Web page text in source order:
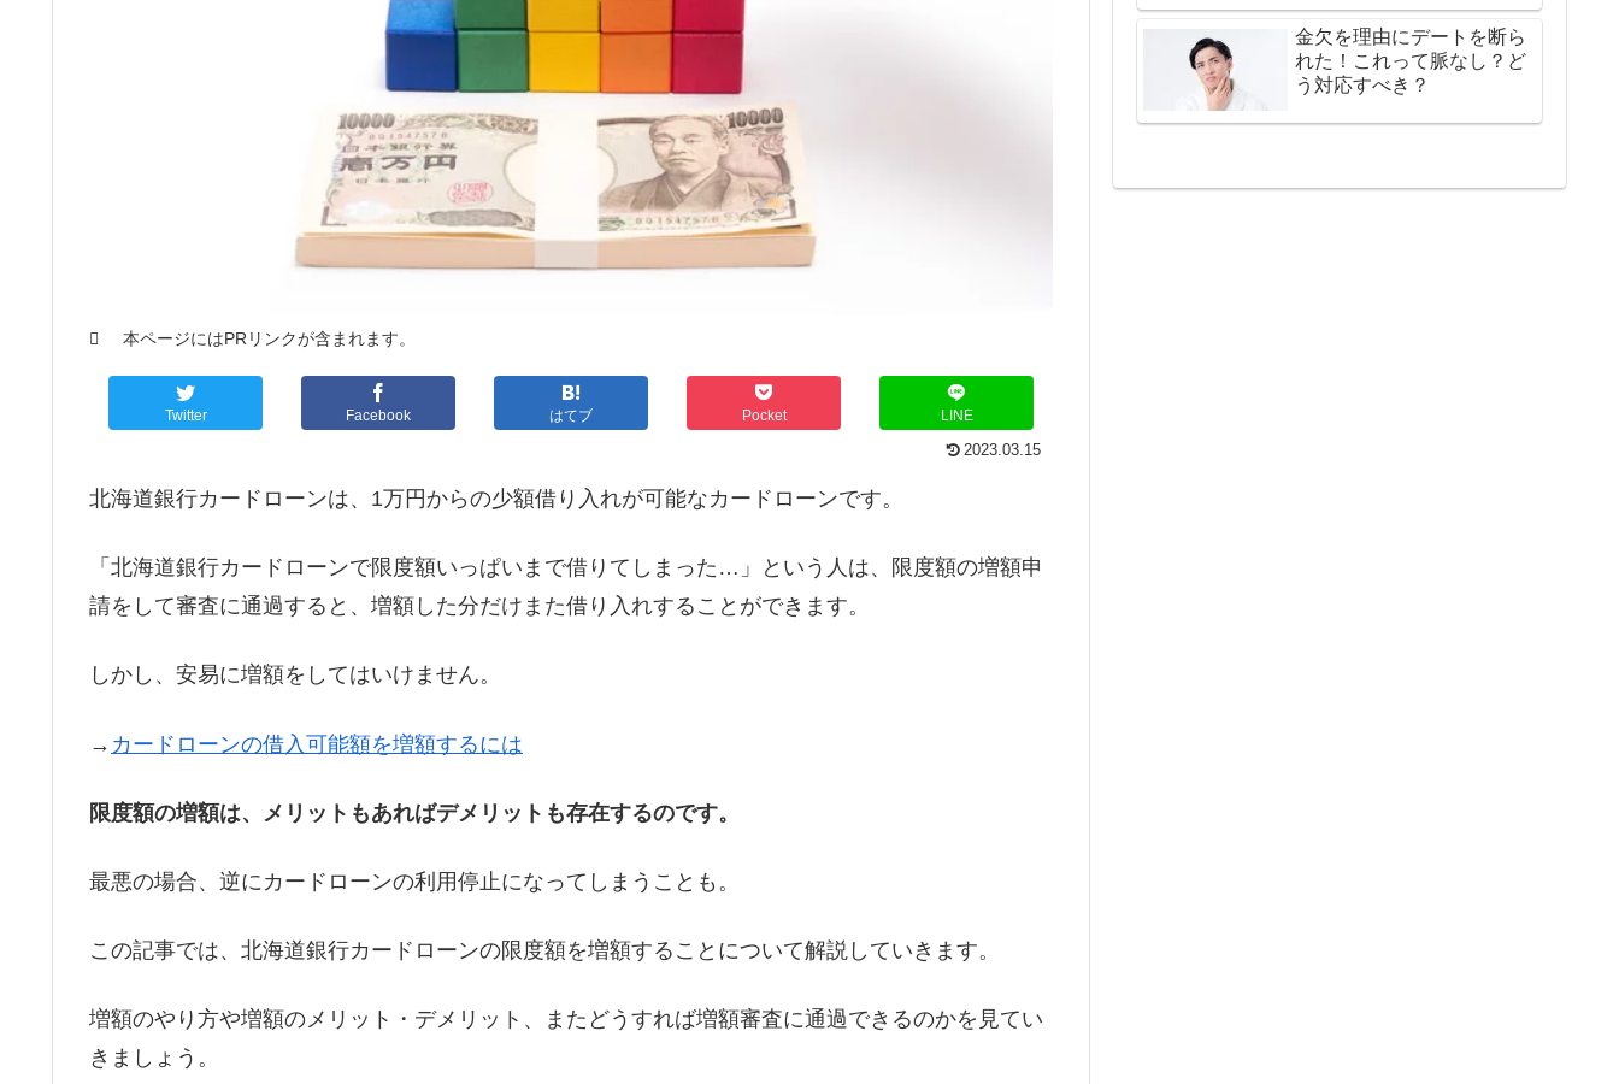
本ページにはPRリンクが含まれます。
Twitter Facebook はてブ Pocket LINE
2023.03.15
北海道銀行カードローンは、1万円からの少額借り入れが可能なカードローンです。
「北海道銀行カードローンで限度額いっぱいまで借りてしまった…」という人は、限度額の増額申
請をして審査に通過すると、増額した分だけまた借り入れすることができます。
しかし、安易に増額をしてはいけません。
→ カードローンの借入可能額を増額するには
限度額の増額は、メリットもあればデメリットも存在するのです。
最悪の場合、逆にカードローンの利用停止になってしまうことも。
この記事では、北海道銀行カードローンの限度額を増額することについて解説していきます。
増額のやり方や増額のメリット・デメリット、またどうすれば増額審査に通過できるのかを見てい
きましょう。
金欠を理由にデートを断ら
れた！これって脈なし？ど
う対応すべき？